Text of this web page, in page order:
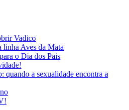
Vadico
linha Aves da Mata
o Dia dos Pais
quando a sexualidade encontra a